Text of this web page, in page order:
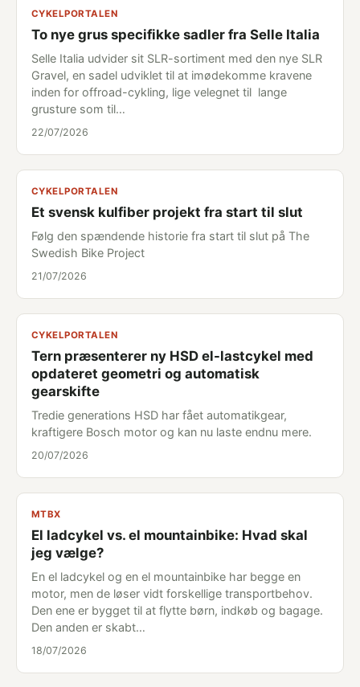
CYKELPORTALEN
To nye grus specifikke sadler fra Selle Italia
Selle Italia udvider sit SLR-sortiment med den nye SLR
Gravel, en sadel udviklet til at imødekomme kravene
inden for offroad-cykling, lige velegnet til lange
grusture som til…
22/07/2026
CYKELPORTALEN
Et svensk kulfiber projekt fra start til slut
Følg den spændende historie fra start til slut på The
Swedish Bike Project
21/07/2026
CYKELPORTALEN
Tern præsenterer ny HSD el-lastcykel med
opdateret geometri og automatisk
gearskifte
Tredie generations HSD har fået automatikgear,
kraftigere Bosch motor og kan nu laste endnu mere.
20/07/2026
MTBX
El ladcykel vs. el mountainbike: Hvad skal
jeg vælge?
En el ladcykel og en el mountainbike har begge en
motor, men de løser vidt forskellige transportbehov.
Den ene er bygget til at flytte børn, indkøb og bagage.
Den anden er skabt…
18/07/2026